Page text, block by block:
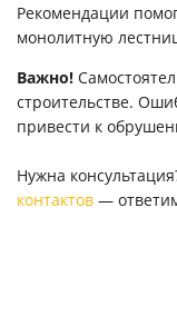
Рекомендации
монолитную
Важно!
строительстве.
привести к
Нужна
контактов —